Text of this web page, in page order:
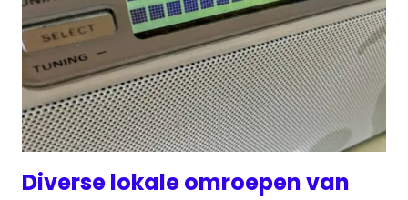
Diverse lokale omroepen van